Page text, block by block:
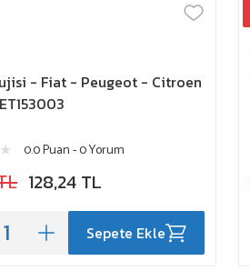
- Fiat - Peugeot - Citroen
0.0 Puan - 0 Yorum
128,24 TL
Sepete Ekle